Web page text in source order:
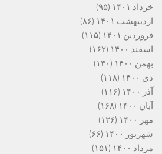
خرداد ۱۴۰۱
(۹۵)
اردیبهشت ۱۴۰۱
(۸۶)
فروردین ۱۴۰۱
(۱۱۵)
اسفند ۱۴۰۰
(۱۶۲)
بهمن ۱۴۰۰
(۱۳۰)
دی ۱۴۰۰
(۱۱۸)
آذر ۱۴۰۰
(۱۱۶)
آبان ۱۴۰۰
(۱۶۸)
مهر ۱۴۰۰
(۱۲۶)
شهریور ۱۴۰۰
(۶۶)
مرداد ۱۴۰۰
(۱۵۱)